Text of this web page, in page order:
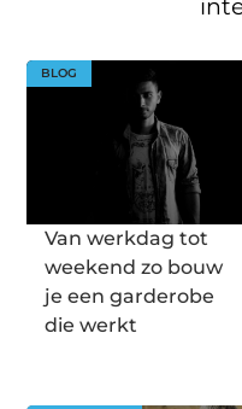
BLOG
Van werkdag tot
weekend zo bouw
je een garderobe
die werkt